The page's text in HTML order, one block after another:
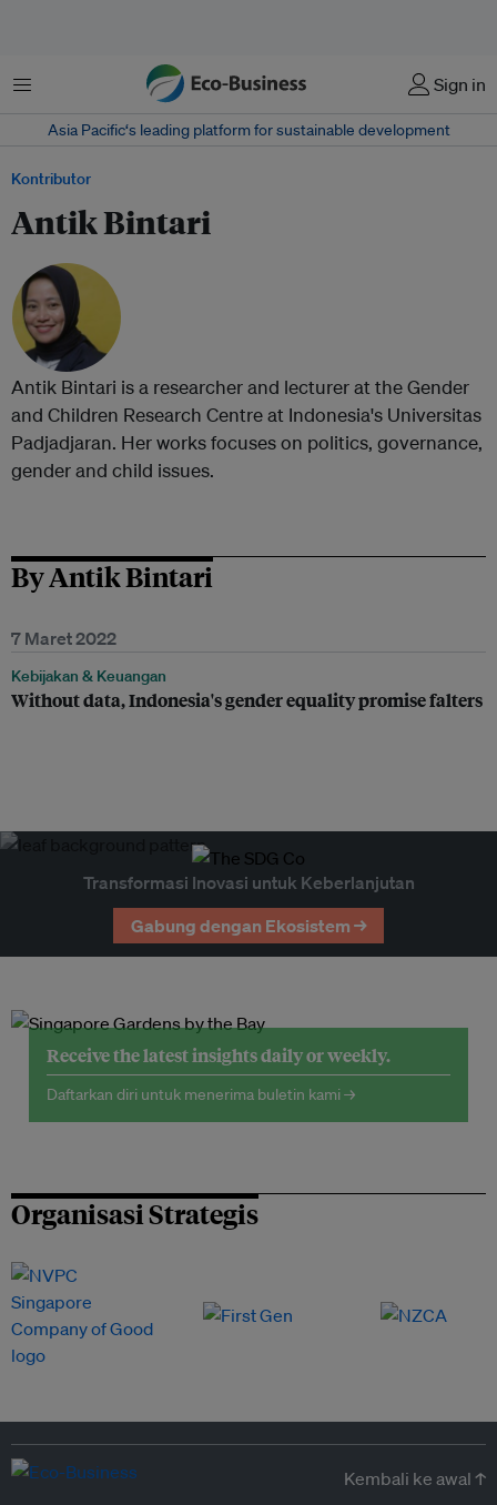
Menu Sign in
Asia Pacific‘s leading platform for sustainable development
Kontributor
Antik Bintari
Antik Bintari is a researcher and lecturer at the Gender
and Children Research Centre at Indonesia's Universitas
Padjadjaran. Her works focuses on politics, governance,
gender and child issues.
By Antik Bintari
7 Maret 2022
Kebijakan & Keuangan
Without data, Indonesia's gender equality promise falters
Transformasi Inovasi untuk Keberlanjutan
Gabung dengan Ekosistem →
Receive the latest insights daily or weekly.
Daftarkan diri untuk menerima buletin kami →
Organisasi Strategis
Kembali ke awal ↑